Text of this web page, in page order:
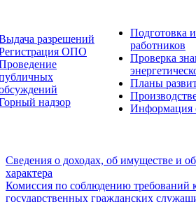
разрешений
ОПО
надзор
Подготовка
работников
Проверка
Планы
Информация
Сведения о доходах, об имуществе и
характера
Комиссия по соблюдению требований
государственных гражданских